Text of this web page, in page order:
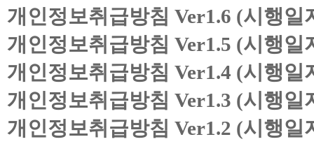
개인정보취급방침 Ver1.6 (시행일
개인정보취급방침 Ver1.5 (시행일
개인정보취급방침 Ver1.4 (시행일
개인정보취급방침 Ver1.3 (시행일
개인정보취급방침 Ver1.2 (시행일